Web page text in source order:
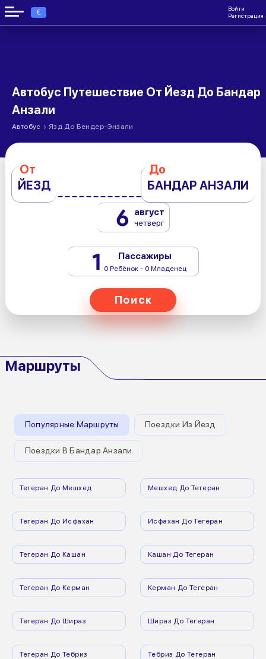
€
Войти
Регистрация
Автобус Путешествие От Йезд До Бандар
Анзали
Автобус › Язд До Бендер-Энзали
От
ЙЕЗД
До
БАНДАР АНЗАЛИ
6 август
четверг
1 Пассажиры
0 Ребёнок - 0 Младенец
Поиск
Маршруты
Популярные Маршруты Поездки Из Йезд
Поездки В Бандар Анзали
Тегеран До Мешхед Мешхед До Тегеран
Тегеран До Исфахан Исфахан До Тегеран
Тегеран До Кашан Кашан До Тегеран
Тегеран До Керман Керман До Тегеран
Тегеран До Шираз Шираз До Тегеран
Тегеран До Тебриз Тебриз До Тегеран